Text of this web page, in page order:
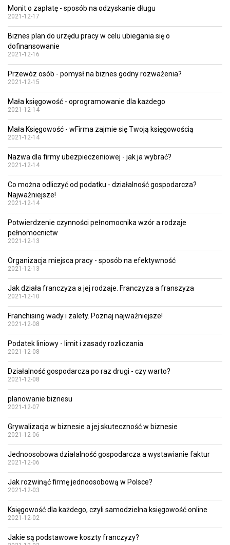
Monit o zapłatę - sposób na odzyskanie długu
2021-12-17
Biznes plan do urzędu pracy w celu ubiegania się o
dofinansowanie
2021-12-16
Przewóz osób - pomysł na biznes godny rozważenia?
2021-12-15
Mała księgowość - oprogramowanie dla każdego
2021-12-14
Mała Księgowość - wFirma zajmie się Twoją księgowością
2021-12-14
Nazwa dla firmy ubezpieczeniowej - jak ja wybrać?
2021-12-14
Co można odliczyć od podatku - działalność gospodarcza?
Najważniejsze!
2021-12-14
Potwierdzenie czynności pełnomocnika wzór a rodzaje
pełnomocnictw
2021-12-13
Organizacja miejsca pracy - sposób na efektywność
2021-12-13
Jak działa franczyza a jej rodzaje. Franczyza a franszyza
2021-12-10
Franchising wady i zalety. Poznaj najważniejsze!
2021-12-08
Podatek liniowy - limit i zasady rozliczania
2021-12-08
Działalność gospodarcza po raz drugi - czy warto?
2021-12-08
planowanie biznesu
2021-12-07
Grywalizacja w biznesie a jej skuteczność w biznesie
2021-12-06
Jednoosobowa działalność gospodarcza a wystawianie faktur
2021-12-06
Jak rozwinąć firmę jednoosobową w Polsce?
2021-12-03
Księgowość dla każdego, czyli samodzielna księgowość online
2021-12-02
Jakie są podstawowe koszty franczyzy?